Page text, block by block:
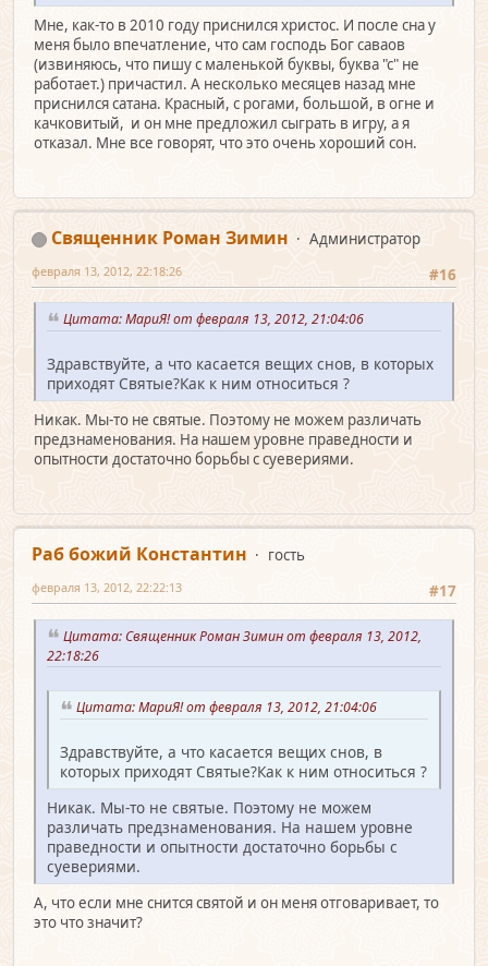
Мне, как-то в 2010 году приснился христос. И после сна у
меня было впечатление, что сам господь Бог саваов
(извиняюсь, что пишу с маленькой буквы, буква "с" не
работает.) причастил. А несколько месяцев назад мне
приснился сатана. Красный, с рогами, большой, в огне и
качковитый, и он мне предложил сыграть в игру, а я
отказал. Мне все говорят, что это очень хороший сон.
Священник Роман Зимин
Администратор
#16
февраля 13, 2012, 22:18:26
Цитата: МариЯ! от февраля 13, 2012, 21:04:06
Здравствуйте, а что касается вещих снов, в которых
приходят Святые?Как к ним относиться ?
Никак. Мы-то не святые. Поэтому не можем различать
предзнаменования. На нашем уровне праведности и
опытности достаточно борьбы с суевериями.
Раб божий Константин
гость
#17
февраля 13, 2012, 22:22:13
Цитата: Священник Роман Зимин от февраля 13, 2012,
22:18:26
Цитата: МариЯ! от февраля 13, 2012, 21:04:06
Здравствуйте, а что касается вещих снов, в
которых приходят Святые?Как к ним относиться ?
Никак. Мы-то не святые. Поэтому не можем
различать предзнаменования. На нашем уровне
праведности и опытности достаточно борьбы с
суевериями.
А, что если мне снится святой и он меня отговаривает, то
это что значит?